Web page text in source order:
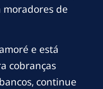
de
e está
cobranças
continue